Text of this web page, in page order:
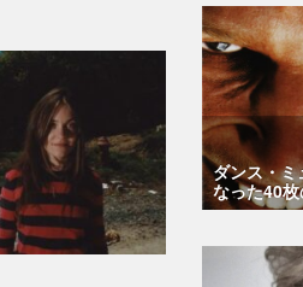
ダンス・ミ
なった40